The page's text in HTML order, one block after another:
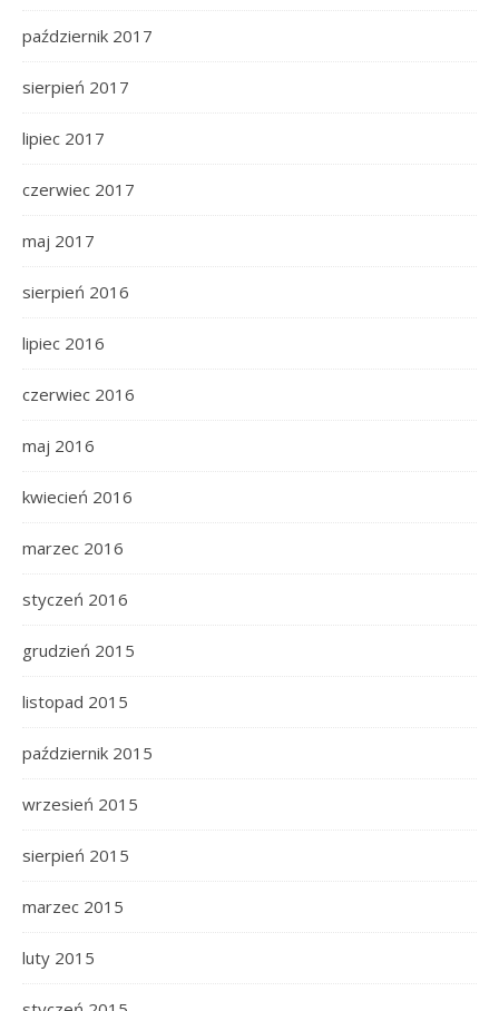
październik 2017
sierpień 2017
lipiec 2017
czerwiec 2017
maj 2017
sierpień 2016
lipiec 2016
czerwiec 2016
maj 2016
kwiecień 2016
marzec 2016
styczeń 2016
grudzień 2015
listopad 2015
październik 2015
wrzesień 2015
sierpień 2015
marzec 2015
luty 2015